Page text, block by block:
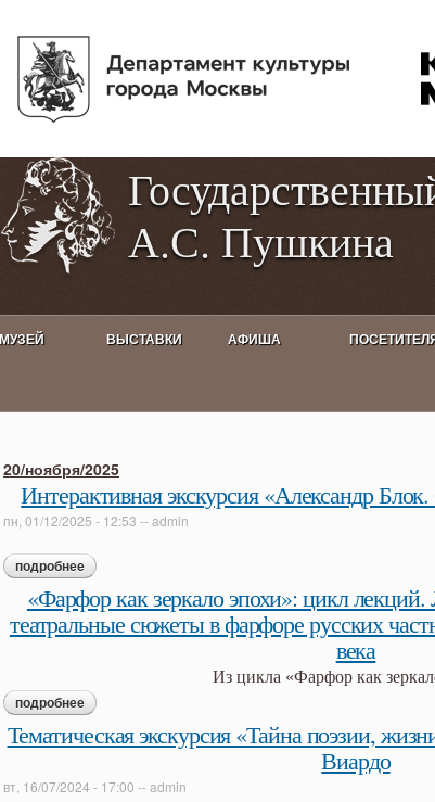
А.С. Пушкина
МУЗЕЙ ВЫСТАВКИ АФИША
Activities calendar
20/ноября/2025
Интерактивная экскурсия «Александр
пн, 01/12/2025 - 12:53 --admin
подробнее о интерактивная экскурсия «александр блок. стихи о
«Фарфор как зеркало эпохи»: цикл
театральные сюжеты в фарфоре русских
века
Из цикла «Фарфор как
подробнее о «фарфор как зеркало эпохи»: цикл лекций.
фарфоре русских частных заводов xviii-начала xx
Тематическая экскурсия «Тайна поэзии,
Виардо
вт, 16/07/2024 - 17:00 --admin